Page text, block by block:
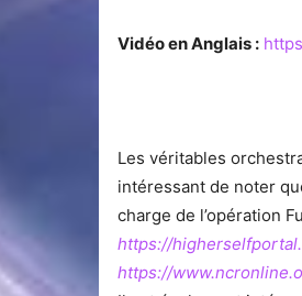
Vidéo en Anglais :
Les véritables
intéressant de noter
charge de l’opération
https://
https://